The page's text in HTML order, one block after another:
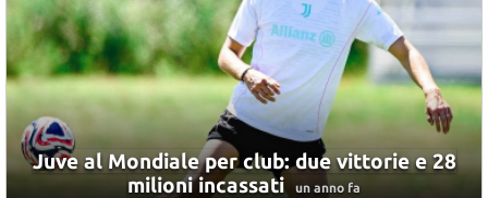
Juve al Mondiale per club: due vittorie e 28
milioni incassati
un anno fa